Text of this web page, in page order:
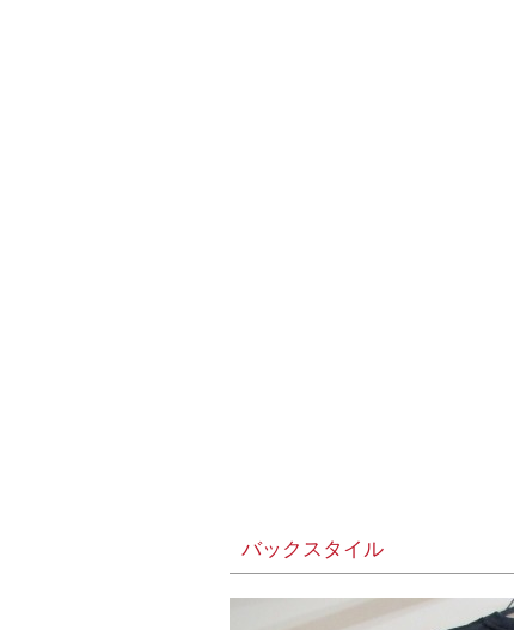
バックスタイル